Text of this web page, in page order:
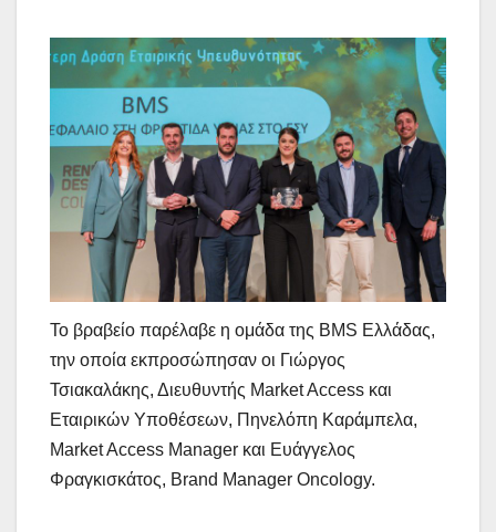
Το βραβείο παρέλαβε η ομάδα της BMS Ελλάδας,
την οποία εκπροσώπησαν οι Γιώργος
Τσιακαλάκης, Διευθυντής Market Access και
Εταιρικών Υποθέσεων, Πηνελόπη Καράμπελα,
Market Access Manager και Ευάγγελος
Φραγκισκάτος, Brand Manager Oncology.